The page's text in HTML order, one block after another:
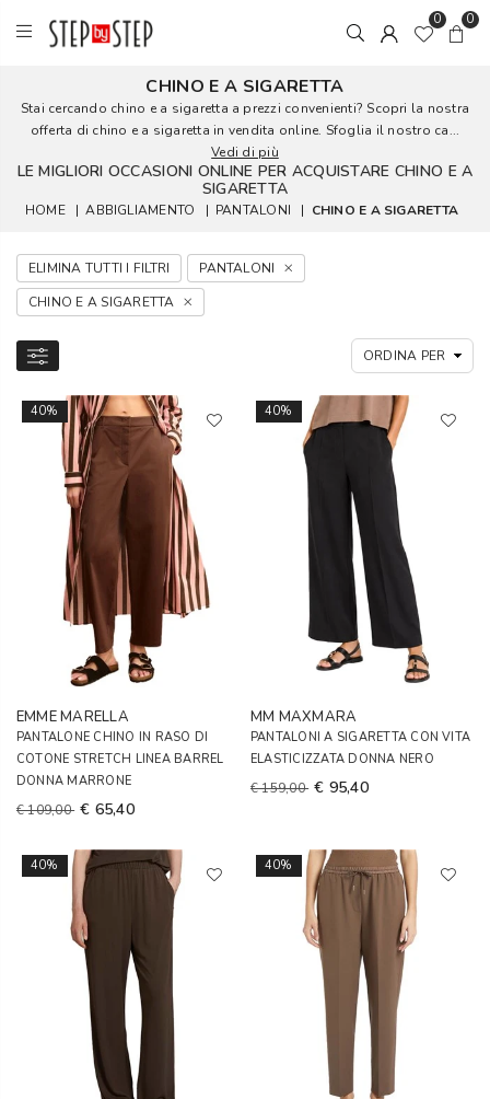
0 0
CHINO E A SIGARETTA
Stai cercando chino e a sigaretta a prezzi convenienti? Scopri la nostra
offerta di chino e a sigaretta in vendita online. Sfoglia il nostro ca...
Vedi di più
LE MIGLIORI OCCASIONI ONLINE PER ACQUISTARE CHINO E A
SIGARETTA
HOME | ABBIGLIAMENTO | PANTALONI | CHINO E A SIGARETTA
ELIMINA TUTTI I FILTRI
PANTALONI
CHINO E A SIGARETTA
40%
EMME MARELLA
PANTALONE CHINO IN RASO DI
COTONE STRETCH LINEA BARREL
DONNA MARRONE
€ 109,00 € 65,40
40%
MM MAXMARA
PANTALONI A SIGARETTA CON VITA
ELASTICIZZATA DONNA NERO
€ 159,00 € 95,40
40% 40%